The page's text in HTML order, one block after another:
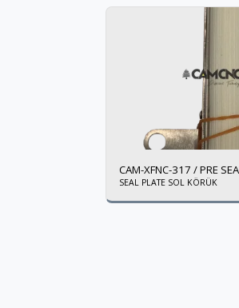
CAM-XFNC-317 / PRE
SEAL PLATE SOL KÖRÜK